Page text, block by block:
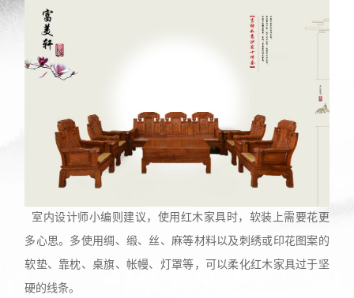
室内设计师小编则建议，使用红木家具时，软装上需要花更
多心思。多使用绸、缎、丝、麻等材料以及刺绣或印花图案的
软垫、靠枕、桌旗、帐幔、灯罩等，可以柔化红木家具过于坚
硬的线条。